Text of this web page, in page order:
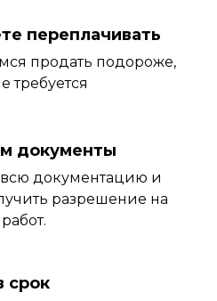
переплачивать
продать подороже,
требуется
документы
документацию и
разрешение на
срок